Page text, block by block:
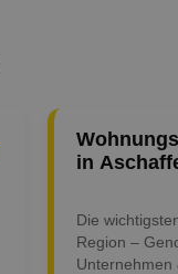
in
Die
Region –
Unternehmen